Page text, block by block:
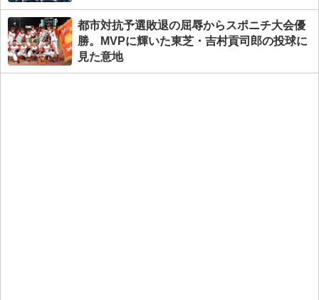
都市対抗予選敗退の屈辱からスポニチ大会優
勝。MVPに輝いた東芝・吉村貢司郎の投球に
見た意地